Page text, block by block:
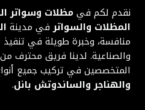
نقدم لكم فيمظلات وسواتر
المظلات والسواترفي مدينة
منافسة، وخبرة طويلة في تنفيذ
والصناعية. لدينا فريق محترف من
المتخصصين في تركيب جميع
والهناجر والساندوتش بانل.